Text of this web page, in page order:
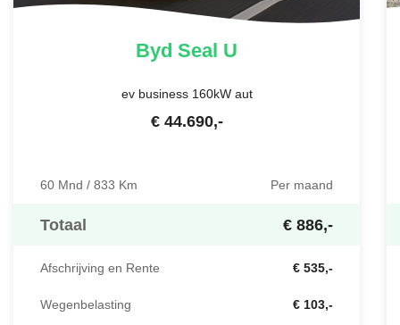
Byd Seal U
ev business 160kW aut
€ 44.690,-
60 Mnd / 833 Km Per maand
Totaal € 886,-
Afschrijving en Rente € 535,-
Wegenbelasting € 103,-